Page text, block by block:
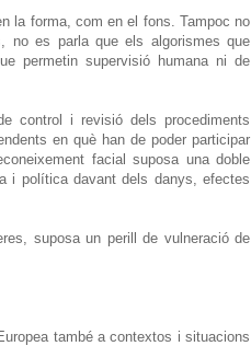
la forma, com en el fons. Tampoc no
no es parla que els algorismes que
permetin supervisió humana ni de
control i revisió dels procediments
en què han de poder participar
facial suposa una doble
i política davant dels danys, efectes
suposa un perill de vulneració de
també a contextos i situacions